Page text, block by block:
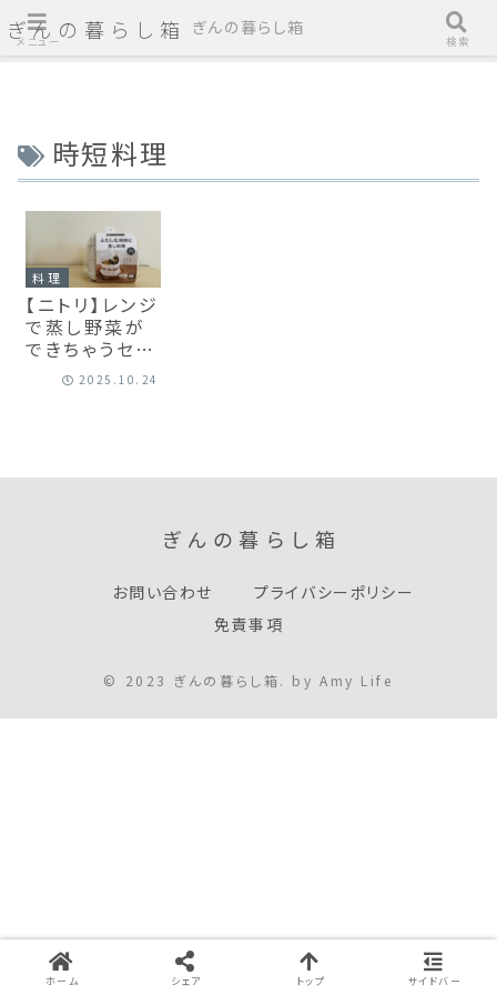
ぎんの暮らし箱
時短料理
料理
【ニトリ】レンジ
で蒸し野菜が
できちゃうセイ
ロを購入2025.10.24
ぎんの暮らし箱
お問い合わせ
プライバシーポリシー
免責事項
© 2023 ぎんの暮らし箱. by Amy Life
メニュー
ぎんの暮らし箱
検索
ホーム シェア トップ サイドバー